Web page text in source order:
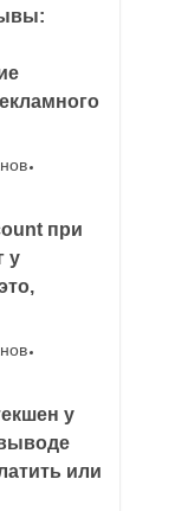
при
у
у
или